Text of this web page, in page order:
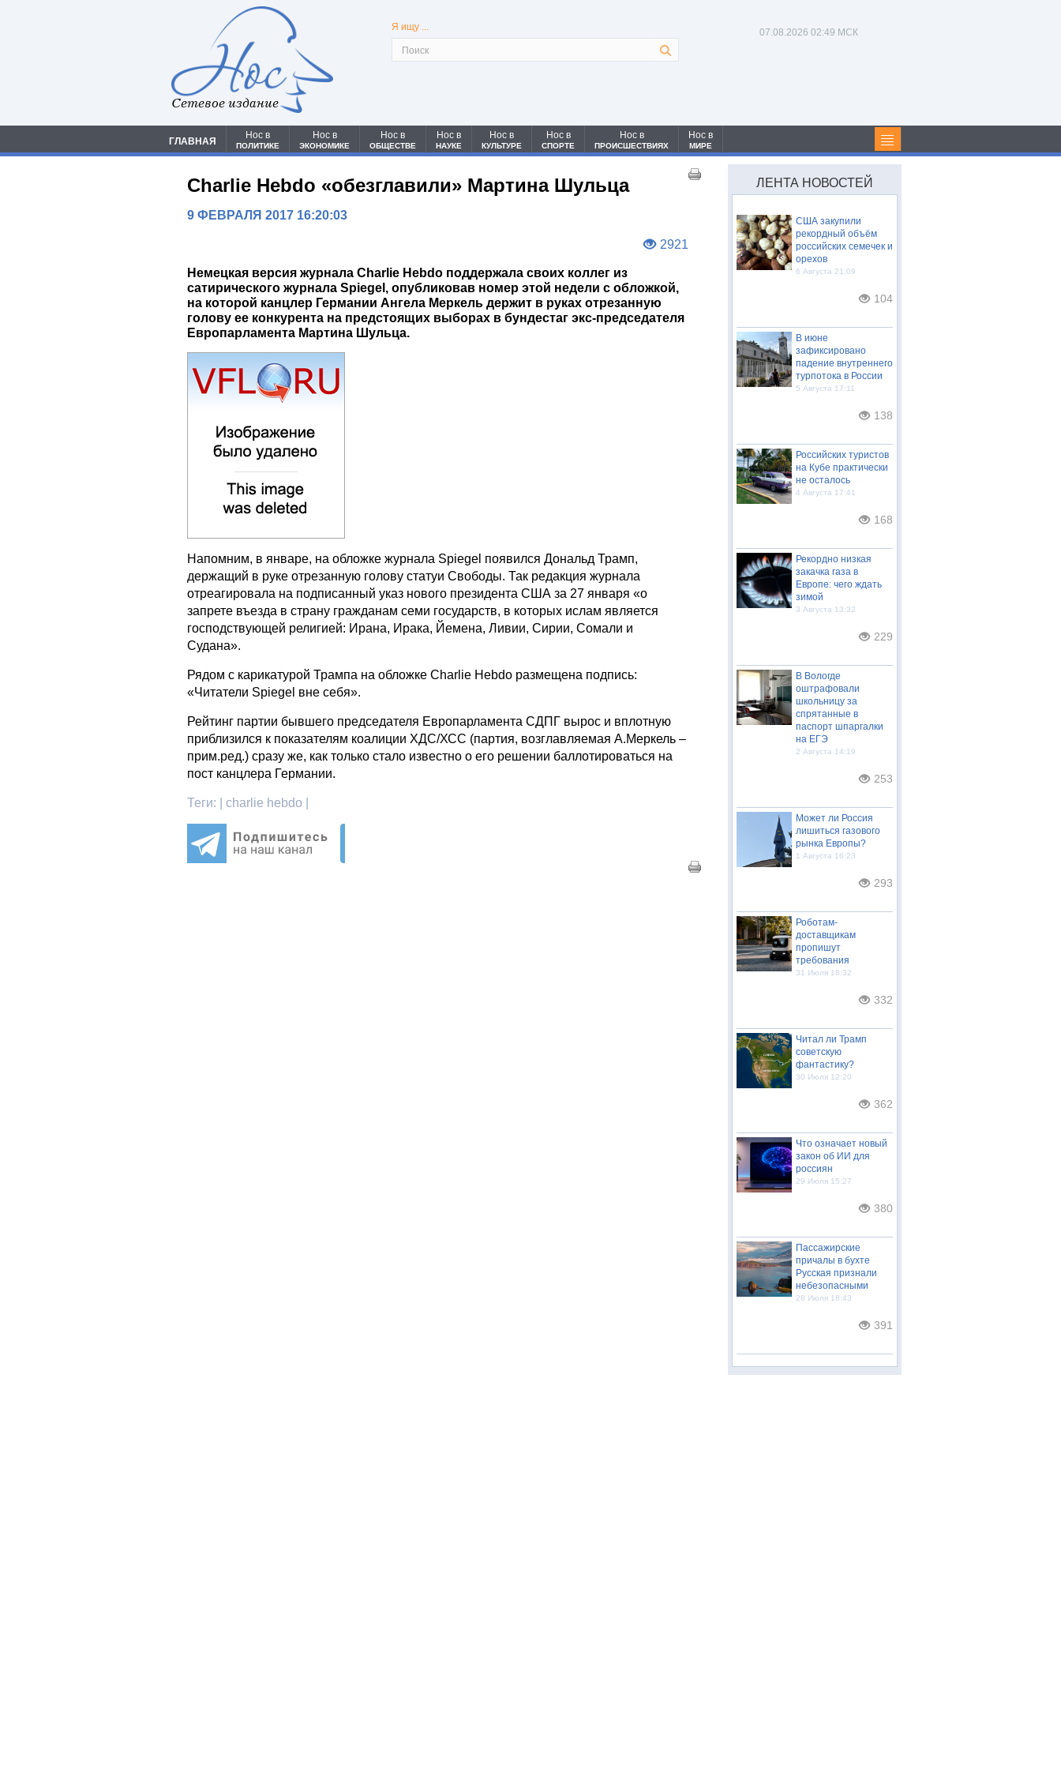
Сетевое издание
Я ищу ... 07.08.2026 02:49 МСК
ГЛАВНАЯ
Нос в
ПОЛИТИКЕ
Нос в
ЭКОНОМИКЕ
Нос в
ОБЩЕСТВЕ
Нос в
НАУКЕ
Нос в
КУЛЬТУРЕ
Нос в
СПОРТЕ
Нос в
ПРОИСШЕСТВИЯХ
Нос в
МИРЕ
Charlie Hebdo «обезглавили» Мартина Шульца
9 ФЕВРАЛЯ 2017 16:20:03
2921
Немецкая версия журнала Charlie Hebdo поддержала своих коллег из
сатирического журнала Spiegel, опубликовав номер этой недели с обложкой,
на которой канцлер Германии Ангела Меркель держит в руках отрезанную
голову ее конкурента на предстоящих выборах в бундестаг экс-председателя
Европарламента Мартина Шульца.
Напомним, в январе, на обложке журнала Spiegel появился Дональд Трамп,
держащий в руке отрезанную голову статуи Свободы. Так редакция журнала
отреагировала на подписанный указ нового президента США за 27 января «о
запрете въезда в страну гражданам семи государств, в которых ислам является
господствующей религией: Ирана, Ирака, Йемена, Ливии, Сирии, Сомали и
Судана».
Рядом с карикатурой Трампа на обложке Charlie Hebdo размещена подпись:
«Читатели Spiegel вне себя».
Рейтинг партии бывшего председателя Европарламента СДПГ вырос и вплотную
приблизился к показателям коалиции ХДС/ХСС (партия, возглавляемая А.Меркель –
прим.ред.) сразу же, как только стало известно о его решении баллотироваться на
пост канцлера Германии.
Теги: | charlie hebdo |
ЛЕНТА НОВОСТЕЙ
США закупили
рекордный объём
российских семечек и
орехов
6 Августа 21:09
104
В июне
зафиксировано
падение внутреннего
турпотока в России
5 Августа 17:11
138
Российских туристов
на Кубе практически
не осталось
4 Августа 17:41
168
Рекордно низкая
закачка газа в
Европе: чего ждать
зимой
3 Августа 13:32
229
В Вологде
оштрафовали
школьницу за
спрятанные в
паспорт шпаргалки
на ЕГЭ
2 Августа 14:19
253
Может ли Россия
лишиться газового
рынка Европы?
1 Августа 16:23
293
Роботам-
доставщикам
пропишут
требования
31 Июля 18:32
332
Читал ли Трамп
советскую
фантастику?
30 Июля 12:20
362
Что означает новый
закон об ИИ для
россиян
29 Июля 15:27
380
Пассажирские
причалы в бухте
Русская признали
небезопасными
28 Июля 18:43
391